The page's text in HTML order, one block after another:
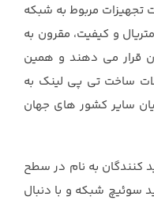
تجهیزات مربوط به شبکه
و کیفیت، مقرون به
قرار می دهند و همین
ساخت تی پی لینک به
سایر کشور های جهان
کنندگان به نام در سطح
سوئیچ شبکه و با دنبال